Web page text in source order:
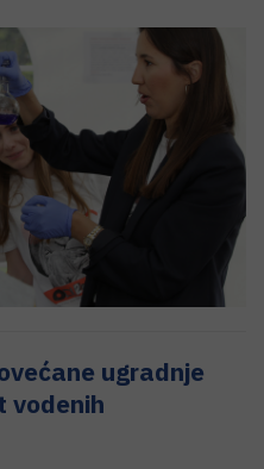
ugradnje
vodenih